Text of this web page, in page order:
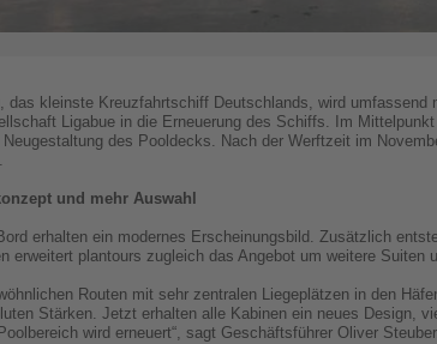
das kleinste Kreuzfahrtschiff Deutschlands, wird
Ligabue in die Erneuerung des Schiffs. Im
Neugestaltung des Pooldecks. Nach der Werftzeit im
und mehr Auswahl
erhalten ein modernes Erscheinungsbild. Zusätzlich
erweitert plantours zugleich das Angebot um weitere Suiten
Routen mit sehr zentralen Liegeplätzen in den
Stärken. Jetzt erhalten alle Kabinen ein neues Design,
wird erneuert“, sagt Geschäftsführer Oliver